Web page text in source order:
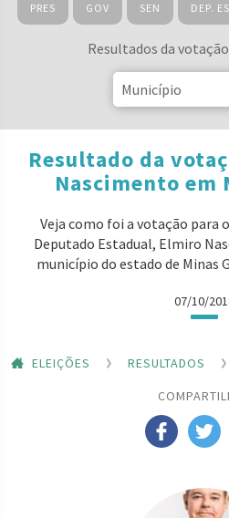
PRES GOV SEN DEP.
Resultados da
Resultado da
Nascimento em
Veja como foi a votação para
Deputado Estadual, Elmiro
município do estado de Minas
07/10/
ELEIÇÕES RESULTADOS